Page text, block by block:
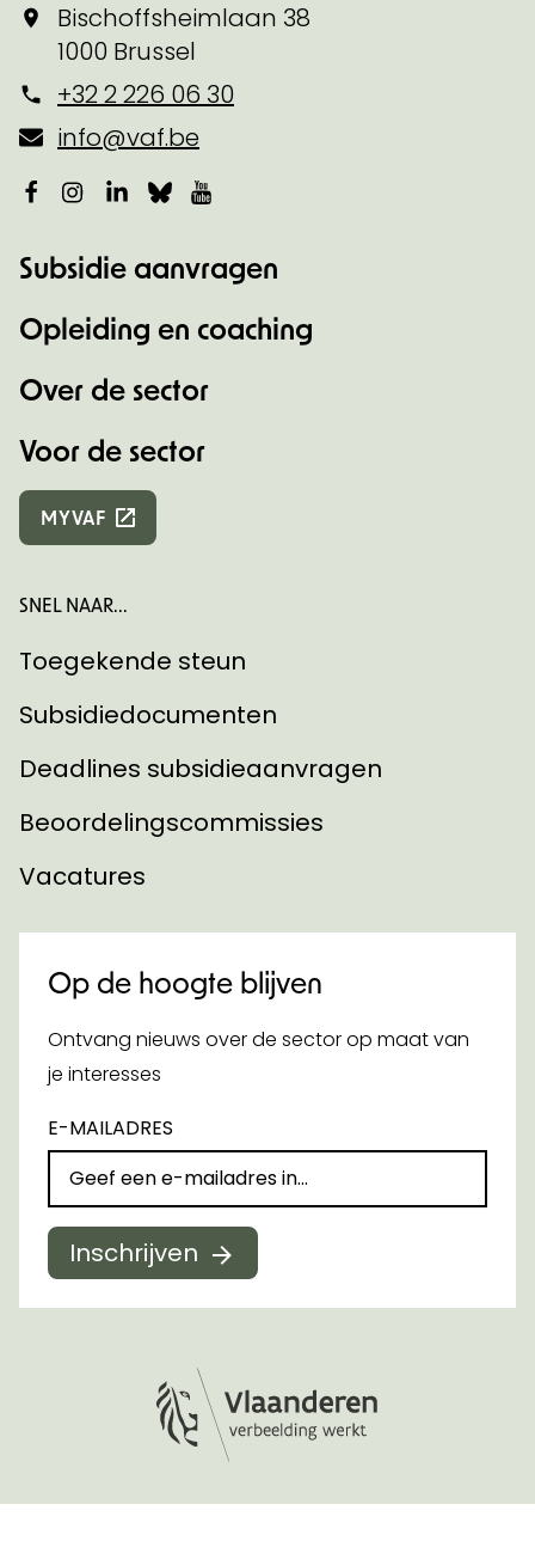
Bischoffsheimlaan 38
1000 Brussel
+32 2 226 06 30
info@vaf.be
Facebook
Instagram
LinkedIn
Bluesky
Subsidie aanvragen
Opleiding en coaching
Over de sector
Voor de sector
MYVAF
SNEL NAAR...
Toegekende steun
Subsidiedocumenten
Deadlines subsidieaanvragen
Beoordelingscommissies
Vacatures
Op de hoogte blijven
Ontvang nieuws over de sector op maat van
je interesses
E-MAILADRES
Inschrijven